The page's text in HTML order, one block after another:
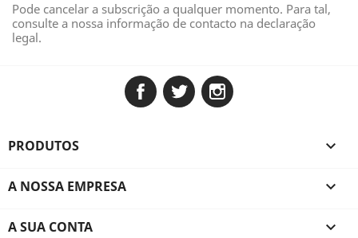
Pode cancelar a subscrição a qualquer momento. Para tal,
consulte a nossa informação de contacto na declaração
legal.
FacebookTwitter
PRODUTOS 
A NOSSA EMPRESA 
A SUA CONTA 